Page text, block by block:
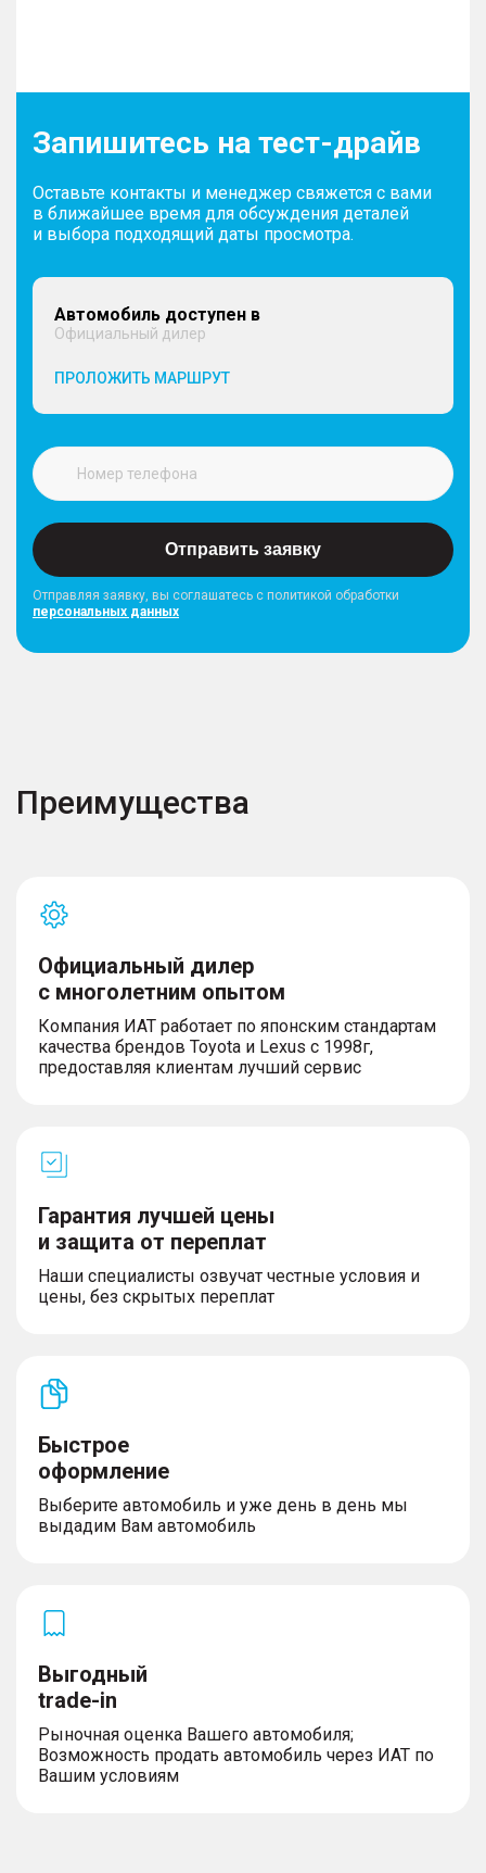
Запишитесь на тест-драйв
Оставьте контакты и менеджер свяжется с вами
в ближайшее время для обсуждения деталей
и выбора подходящий даты просмотра.
Автомобиль доступен в
Официальный дилер
ПРОЛОЖИТЬ МАРШРУТ
Отправить заявку
Отправляя заявку, вы соглашатесь с политикой обработки
персональных данных
Преимущества
Официальный дилер
с многолетним опытом
Компания ИАТ работает по японским стандартам
качества брендов Toyota и Lexus с 1998г,
предоставляя клиентам лучший сервис
Гарантия лучшей цены
и защита от переплат
Наши специалисты озвучат честные условия и
цены, без скрытых переплат
Быстрое
оформление
Выберите автомобиль и уже день в день мы
выдадим Вам автомобиль
Выгодный
trade-in
Рыночная оценка Вашего автомобиля;
Возможность продать автомобиль через ИАТ по
Вашим условиям